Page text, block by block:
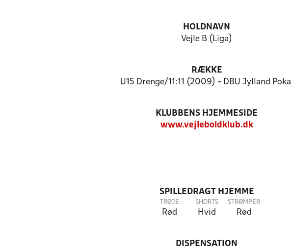
HOLDNAVN
Vejle B (Liga)
RÆKKE
U15 Drenge/11:11 (2009) - DBU Jylland Pokal
KLUBBENS HJEMMESIDE
www.vejleboldklub.dk
SPILLEDRAGT HJEMME
TRØJE
Rød
SHORTS
Hvid
STRØMPER
Rød
DISPENSATION